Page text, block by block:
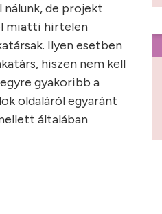
nálunk, de projekt
miatti hirtelen
Ilyen esetben
hiszen nem kell
gyakoribb a
oldaláról egyaránt
általában